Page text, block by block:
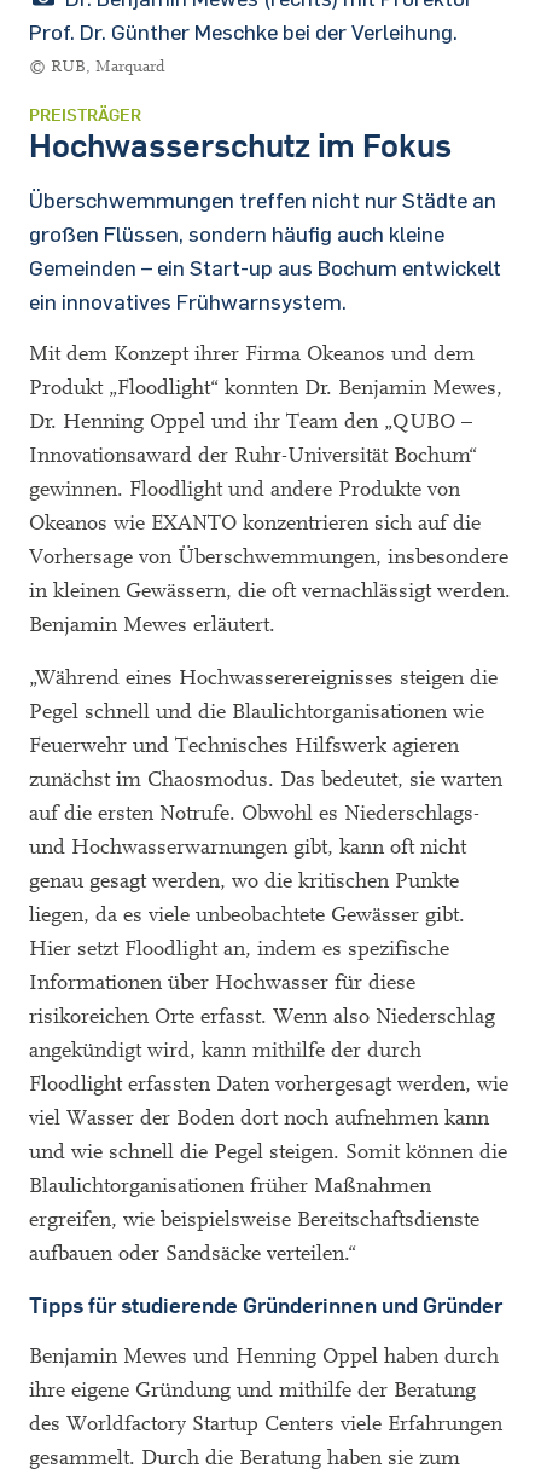
Prof. Dr. Günther Meschke bei der Verleihung.
© RUB, Marquard
PREISTRÄGER
Hochwasserschutz im Fokus
Überschwemmungen treffen nicht nur Städte an
großen Flüssen, sondern häufig auch kleine
Gemeinden – ein Start-up aus Bochum entwickelt
ein innovatives Frühwarnsystem.
Mit dem Konzept ihrer Firma Okeanos und dem
Produkt „Floodlight“ konnten Dr. Benjamin Mewes,
Dr. Henning Oppel und ihr Team den „QUBO –
Innovationsaward der Ruhr-Universität Bochum“
gewinnen. Floodlight und andere Produkte von
Okeanos wie EXANTO konzentrieren sich auf die
Vorhersage von Überschwemmungen, insbesondere
in kleinen Gewässern, die oft vernachlässigt werden.
Benjamin Mewes erläutert.
„Während eines Hochwasserereignisses steigen die
Pegel schnell und die Blaulichtorganisationen wie
Feuerwehr und Technisches Hilfswerk agieren
zunächst im Chaosmodus. Das bedeutet, sie warten
auf die ersten Notrufe. Obwohl es Niederschlags-
und Hochwasserwarnungen gibt, kann oft nicht
genau gesagt werden, wo die kritischen Punkte
liegen, da es viele unbeobachtete Gewässer gibt.
Hier setzt Floodlight an, indem es spezifische
Informationen über Hochwasser für diese
risikoreichen Orte erfasst. Wenn also Niederschlag
angekündigt wird, kann mithilfe der durch
Floodlight erfassten Daten vorhergesagt werden, wie
viel Wasser der Boden dort noch aufnehmen kann
und wie schnell die Pegel steigen. Somit können die
Blaulichtorganisationen früher Maßnahmen
ergreifen, wie beispielsweise Bereitschaftsdienste
aufbauen oder Sandsäcke verteilen.“
Tipps für studierende Gründerinnen und Gründer
Benjamin Mewes und Henning Oppel haben durch
ihre eigene Gründung und mithilfe der Beratung
des Worldfactory Startup Centers viele Erfahrungen
gesammelt. Durch die Beratung haben sie zum